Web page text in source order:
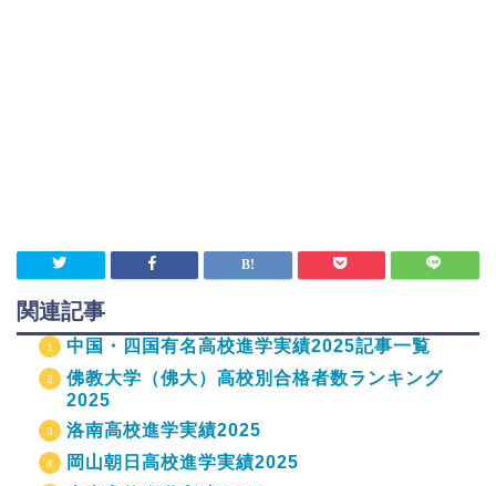
関連記事
中国・四国有名高校進学実績2025記事一覧
佛教大学（佛大）高校別合格者数ランキング
2025
洛南高校進学実績2025
岡山朝日高校進学実績2025